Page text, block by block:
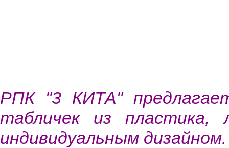
РПК "3 КИТА"
табличек из
индивидуальным дизайном.